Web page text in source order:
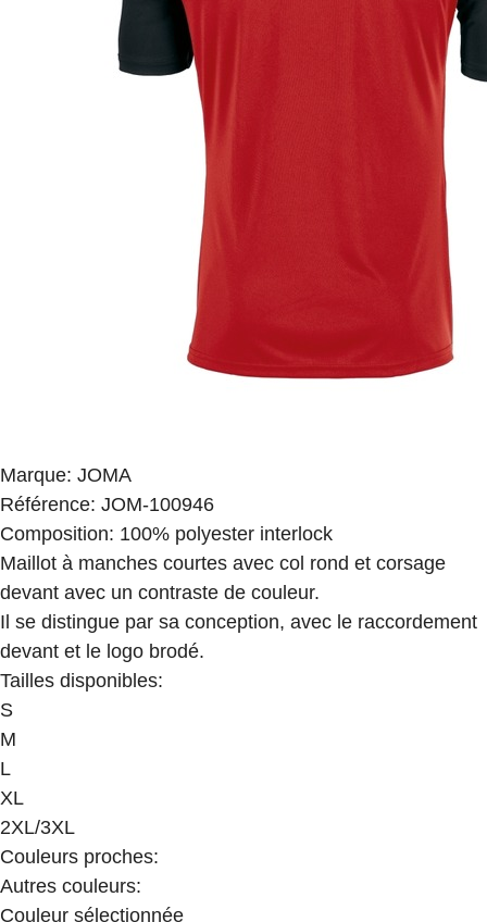
Marque: JOMA
Référence: JOM-100946
Composition: 100% polyester interlock
Maillot à manches courtes avec col rond et corsage
devant avec un contraste de couleur.
Il se distingue par sa conception, avec le raccordement
devant et le logo brodé.
Tailles disponibles:
S
M
L
XL
2XL/3XL
Couleurs proches:
Autres couleurs:
Couleur sélectionnée